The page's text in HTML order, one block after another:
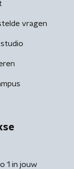
vragen
1 in jouw